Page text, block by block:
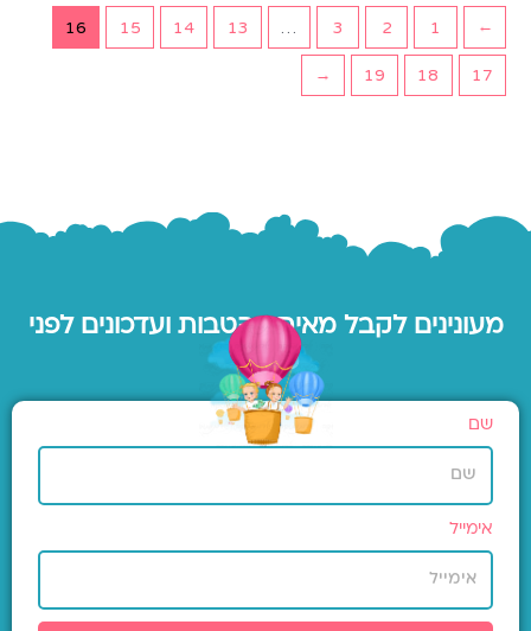
→
1
2
3
…
13
14
15
16
17
18
19
←
מעונינים לקבל מאיתנו הטבות ועדכונים לפני
כולם?
שם
אימייל